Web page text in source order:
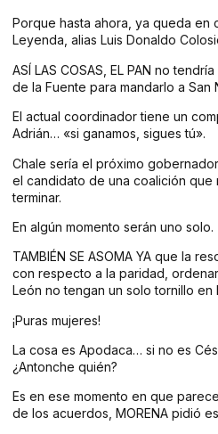
Porque hasta ahora, ya queda en
Leyenda, alias Luis Donaldo
ASÍ LAS COSAS, EL PAN no
de la Fuente para mandarlo a San
El actual coordinador tiene un
Adrián… «si ganamos, sigues tú».
Chale sería el próximo
el candidato de una coalición que
terminar.
En algún momento serán uno solo.
TAMBIÉN SE ASOMA YA que la
con respecto a la paridad,
León no tengan un solo tornillo en
¡Puras mujeres!
La cosa es Apodaca… si no es
¿Antonche quién?
Es en ese momento en que
de los acuerdos, MORENA pidió